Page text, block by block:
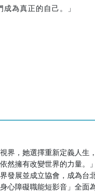
為真正的自己。」
界，她選擇重新定義人生
然擁有改變世界的力量。」
發展並成立協會，成為台
心障礙職能短影音」全面